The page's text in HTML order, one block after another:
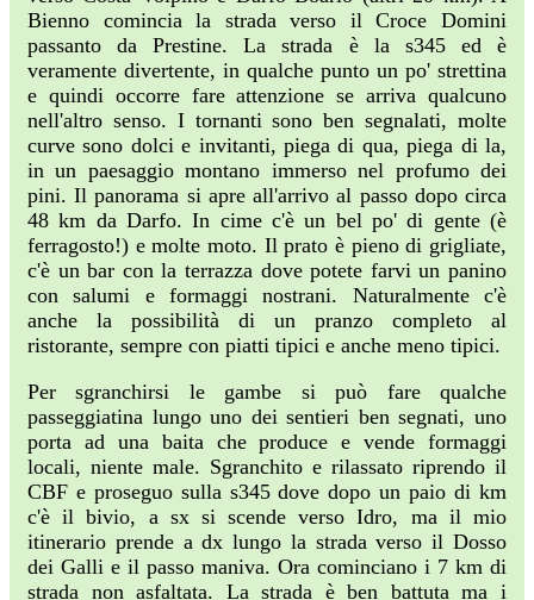
Bienno comincia la strada verso il Croce Domini
passanto da Prestine. La strada è la s345 ed è
veramente divertente, in qualche punto un po' strettina
e quindi occorre fare attenzione se arriva qualcuno
nell'altro senso. I tornanti sono ben segnalati, molte
curve sono dolci e invitanti, piega di qua, piega di la,
in un paesaggio montano immerso nel profumo dei
pini. Il panorama si apre all'arrivo al passo dopo circa
48 km da Darfo. In cime c'è un bel po' di gente (è
ferragosto!) e molte moto. Il prato è pieno di grigliate,
c'è un bar con la terrazza dove potete farvi un panino
con salumi e formaggi nostrani. Naturalmente c'è
anche la possibilità di un pranzo completo al
ristorante, sempre con piatti tipici e anche meno tipici.
Per sgranchirsi le gambe si può fare qualche
passeggiatina lungo uno dei sentieri ben segnati, uno
porta ad una baita che produce e vende formaggi
locali, niente male. Sgranchito e rilassato riprendo il
CBF e proseguo sulla s345 dove dopo un paio di km
c'è il bivio, a sx si scende verso Idro, ma il mio
itinerario prende a dx lungo la strada verso il Dosso
dei Galli e il passo maniva. Ora cominciano i 7 km di
strada non asfaltata. La strada è ben battuta ma i